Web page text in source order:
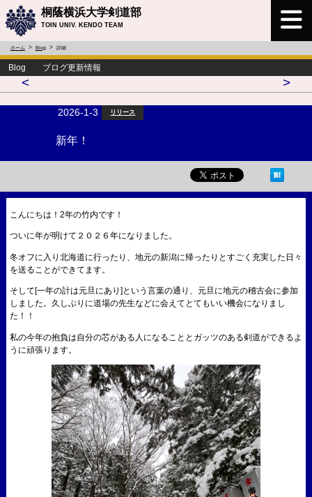
桐蔭横浜大学剣道部
TOIN UNIV. KENDO TEAM
ホーム Blog 詳細
Blog ブログ更新情報
< >
2026-1-3 リリース
新年！
こんにちは！2年の竹内です！
ついに年が明けて２０２６年になりました。
冬オフに入り北海道に行ったり、地元の新潟に帰ったりとすごく充実した日々
を送ることができてます。
そして[一年の計は元旦にあり]という言葉の通り、元旦に地元の稽古会に参加
しました。久しぶりに道場の先生などに会えてとてもいい機会になりまし
た！！
私の今年の抱負は自分の芯がある人になることとガッツのある剣道ができるよ
うに頑張ります。